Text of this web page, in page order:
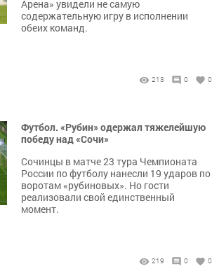
Арена» увидели не самую
содержательную игру в исполнении
обеих команд.
213 0 0
Футбол. «Рубин» одержал тяжелейшую
победу над «Сочи»
Сочинцы в матче 23 тура Чемпионата
России по футболу нанесли 19 ударов по
воротам «рубиновых». Но гости
реализовали свой единственный
момент.
219 0 0